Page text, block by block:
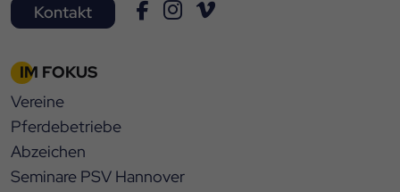
Kontakt
IM FOKUS
Vereine
Pferdebetriebe
Abzeichen
Seminare PSV Hannover